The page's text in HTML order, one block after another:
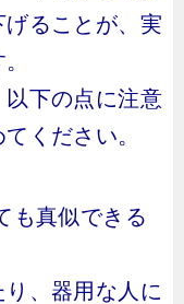
ることが、実
下の点に注意
ください。
も真似できる
、器用な人に